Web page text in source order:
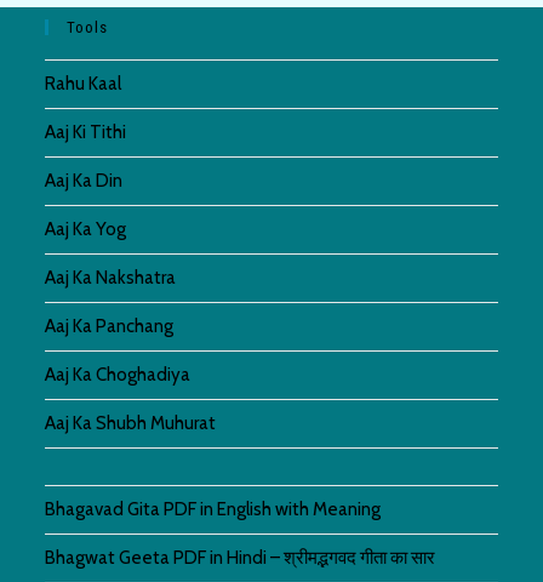
ज्ञान
Tools
Rahu Kaal
Aaj Ki Tithi
Aaj Ka Din
Aaj Ka Yog
Aaj Ka Nakshatra
Aaj Ka Panchang
Aaj Ka Choghadiya
Aaj Ka Shubh Muhurat
Bhagavad Gita PDF in English with Meaning
Bhagwat Geeta PDF in Hindi – श्रीमद्भगवद गीता का सार